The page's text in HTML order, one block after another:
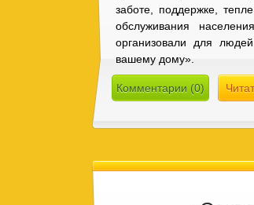
заботе, поддержке,
обслуживания
организовали для
вашему дому».
Комментарии (0)